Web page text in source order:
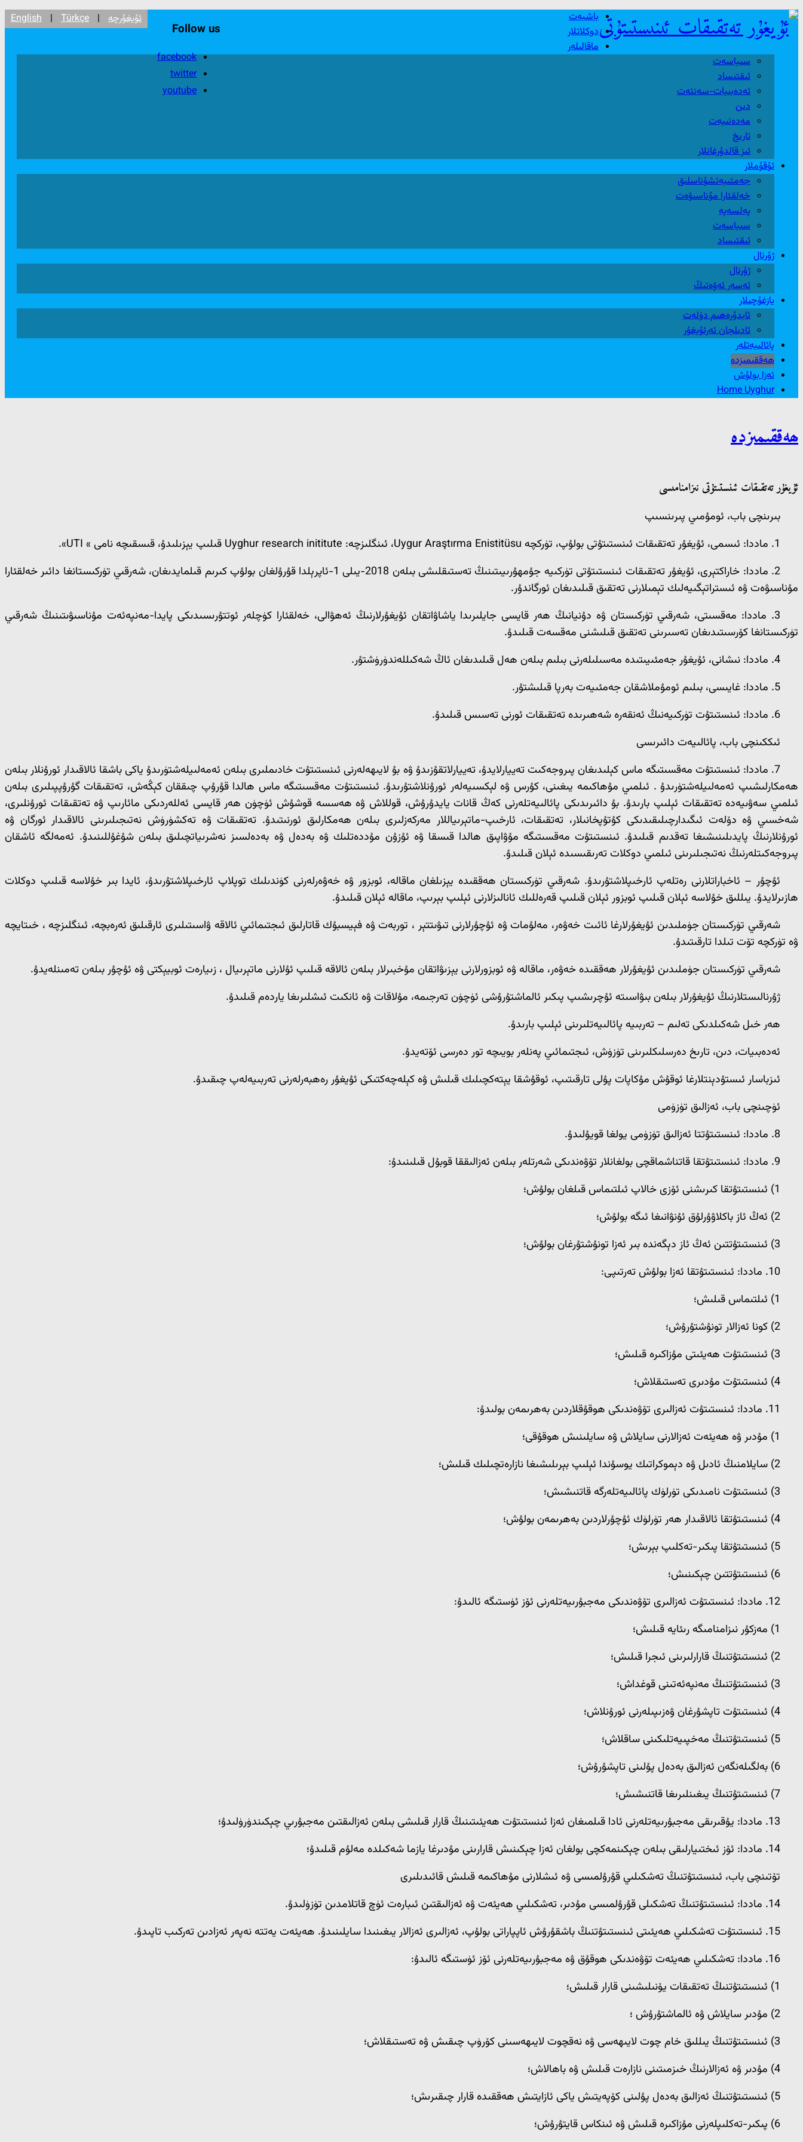
ئۇيغۇرچە |
English | Türkçe
Follow us
facebook
twitter
youtube
باشبەت
دوكلاتلار
ماقالىلەر
سىياسەت
ئىقتىساد
ئەدەبىيات-سەنئەت
دىن
مەدەنىيەت
تارىخ
ئىز قالدۇرغانلار
ئۇقۇملار
جەمئىيەتشۇناسلىق
خەلقئارا مۇناسىۋەت
پەلسەپە
سىياسەت
ئىقتىساد
ژۇرنال
ژۇرنال
ئەسەر ئەۋەتىڭ
يازغۇچىلار
ئابدۇرەھىم دۆلەت
ئادىلجان ئەرئۇيغۇر
پائالىيەتلەر
ھەققىمىزدە
ئەزا بولۇش
Home Uyghur
ھەققىمىزدە
ئۇيغۇر تەتقىقات ئىنستىتۇتى نىزامنامىسى
بىرىنچى باب، ئومۇمىي پىرىنسىپ
1. ماددا: ئىسمى، ئۇيغۇر تەتقىقات ئىنستىتۇتى بولۇپ، تۈركچە Uygur Araştırma Enistitüsu، ئىنگلىزچە: Uyghur research inititute قىلىپ يېزىلىدۇ، قىسقىچە نامى » UTI».
2. ماددا: خاراكتېرى، ئۇيغۇر تەتقىقات ئىنستىتۇتى تۈركىيە جۇمھۇرىيىتىنىڭ تەستىقلىشى بىلەن 2018-يىلى 1-ئاپرېلدا قۇرۇلغان بولۇپ كىرىم قىلمايدىغان، شەرقىي تۈركىستانغا دائىر خەلقئارا
مۇناسىۋەت ۋە ئىستراتېگىيەلىك تېمىلارنى تەتقىق قىلىدىغان ئورگاندۇر.
3. ماددا: مەقسىتى، شەرقىي تۈركىستان ۋە دۇنيانىڭ ھەر قايسى جايلىرىدا ياشاۋاتقان ئۇيغۇرلارنىڭ ئەھۋالى، خەلقئارا كۈچلەر ئوتتۇرىسىدىكى پايدا-مەنپەئەت مۇناسىۋىتىنىڭ شەرقىي
تۈركىستانغا كۆرسىتىدىغان تەسىرىنى تەتقىق قىلىشنى مەقسەت قىلىدۇ.
4. ماددا: نىشانى، ئۇيغۇر جەمئىيىتىدە مەسىلىلەرنى بىلىم بىلەن ھەل قىلىدىغان ئاڭ شەكىللەندۈرۈشتۇر.
5. ماددا: غايىسى، بىلىم ئومۇملاشقان جەمئىيەت بەرپا قىلىشتۇر.
6. ماددا: ئىنستىتۇت تۈركىيەنىڭ ئەنقەرە شەھىرىدە تەتقىقات ئورنى تەسىس قىلىدۇ.
ئىككىنچى باب، پائالىيەت دائىرىسى
7. ماددا: ئىنستىتۇت مەقسىتىگە ماس كېلىدىغان پىروجەكىت تەييارلايدۇ، تەييارلاتقۇزىدۇ ۋە بۇ لايىھەلەرنى ئىنستىتۇت خادىملىرى بىلەن ئەمەلىيلەشتۈرىدۇ ياكى باشقا ئالاقىدار ئورۇنلار بىلەن
ھەمكارلىشىپ ئەمەلىيلەشتۈرىدۇ . ئىلمىي مۇھاكىمە يىغىنى، كۇرس ۋە لېكسىيەلەر ئورۇنلاشتۇرىدۇ. ئىنستىتۇت مەقسىتىگە ماس ھالدا قۇرۇپ چىققان كېڭەش، تەتقىقات گۇرۇپپىلىرى بىلەن
ئىلمىي سەۋىيەدە تەتقىقات ئېلىپ بارىدۇ. بۇ دائىرىدىكى پائالىيەتلەرنى كەڭ قانات يايدۇرۇش، قوللاش ۋە ھەسسە قوشۇش ئۈچۈن ھەر قايسى ئەللەردىكى مائارىپ ۋە تەتقىقات ئورۇنلىرى،
شەخسىي ۋە دۆلەت ئىگىدارچىلىقىدىكى كۇتۇپخانىلار، تەتقىقات، ئارخىپ-ماتېرىياللار مەركەزلىرى بىلەن ھەمكارلىق ئورنىتىدۇ. تەتقىقات ۋە تەكشۈرۈش نەتىجىلىرىنى ئالاقىدار ئورگان ۋە
ئورۇنلارنىڭ پايدىلىنىشىغا تەقدىم قىلىدۇ. ئىنستىتۇت مەقسىتىگە مۇۋاپىق ھالدا قىسقا ۋە ئۇزۇن مۇددەتلىك ۋە بەدەل ۋە بەدەلسىز نەشرىياتچىلىق بىلەن شۇغۇللىنىدۇ. ئەمەلگە ئاشقان
پىروجەكىتلەرنىڭ نەتىجىلىرىنى ئىلمىي دوكلات تەرىقىسىدە ئېلان قىلىدۇ.
ئۇچۇر – ئاخباراتلارنى رەتلەپ ئارخىپلاشتۇرىدۇ. شەرقىي تۈركىستان ھەققىدە يېزىلغان ماقالە، ئوبزور ۋە خەۋەرلەرنى كۈندىلىك توپلاپ ئارخىپلاشتۇرىدۇ، ئايدا بىر خۇلاسە قىلىپ دوكلات
ھازىرلايدۇ. يىللىق خۇلاسە ئېلان قىلىپ ئوبزور ئېلان قىلىپ قەرەللىك ئانالىزلارنى ئېلىپ بېرىپ، ماقالە ئېلان قىلىدۇ.
شەرقىي تۈركىستان جۈملىدىن ئۇيغۇرلارغا ئائىت خەۋەر، مەلۇمات ۋە ئۇچۇرلارنى تىۋىتتېر ، توربەت ۋە فېيسبۇك قاتارلىق ئىجتىمائىي ئالاقە ۋاسىتىلىرى ئارقىلىق ئەرەبچە، ئىنگلىزچە ، خىتايچە
ۋە تۈركچە تۆت تىلدا تارقىتىدۇ.
شەرقىي تۈركىستان جۈملىدىن ئۇيغۇرلار ھەققىدە خەۋەر، ماقالە ۋە ئوبزورلارنى يېزىۋاتقان مۇخبىرلار بىلەن ئالاقە قىلىپ ئۇلارنى ماتېرىيال ، زىيارەت ئوبيېكتى ۋە ئۇچۇر بىلەن تەمىنلەيدۇ.
ژۇرنالىستلارنىڭ ئۇيغۇرلار بىلەن بىۋاسىتە ئۇچرىشىپ پىكىر ئالماشتۇرۇشى ئۈچۈن تەرجىمە، مۇلاقات ۋە ئانكىت ئىشلىرىغا ياردەم قىلىدۇ.
ھەر خىل شەكىلدىكى تەلىم – تەربىيە پائالىيەتلىرىنى ئېلىپ بارىدۇ.
ئەدەبىيات، دىن، تارىخ دەرسلىكلىرىنى تۈزۈش، ئىجتىمائىي پەنلەر بويىچە تور دەرسى ئۆتەيدۇ.
ئىزباسار ئىستۇدېنتلارغا ئوقۇش مۇكاپات پۇلى تارقىتىپ، ئوقۇشقا يېتەكچىلىك قىلىش ۋە كېلەچەكتىكى ئۇيغۇر رەھبەرلەرنى تەربىيەلەپ چىقىدۇ.
ئۈچىنچى باب، ئەزالىق تۈزۈمى
8. ماددا: ئىنستىتۇتتا ئەزالىق تۈزۈمى يولغا قويۇلىدۇ.
9. ماددا: ئىنستىتۇتقا قاتناشماقچى بولغانلار تۆۋەندىكى شەرتلەر بىلەن ئەزالىققا قوبۇل قىلىنىدۇ:
1) ئىنستىتۇتقا كىرىشنى ئۆزى خالاپ ئىلتىماس قىلغان بولۇش؛
2) ئەڭ ئاز باكلاۋۇرلۇق ئۇنۋانىغا ئىگە بولۇش؛
3) ئىنستىتۇتتىن ئەڭ ئاز دېگەندە بىر ئەزا تونۇشتۇرغان بولۇش؛
10. ماددا: ئىنستىتۇتقا ئەزا بولۇش تەرتىپى:
1) ئىلتىماس قىلىش؛
2) كونا ئەزالار تونۇشتۇرۇش؛
3) ئىنستىتۇت ھەيئىتى مۇزاكىرە قىلىش؛
4) ئىنستىتۇت مۇدىرى تەستىقلاش؛
11. ماددا: ئىنستىتۇت ئەزالىرى تۆۋەندىكى ھوقۇقلاردىن بەھرىمەن بولىدۇ:
1) مۇدىر ۋە ھەيئەت ئەزالارنى سايلاش ۋە سايلىنىش ھوقۇقى؛
2) سايلامنىڭ ئادىل ۋە دېموكراتىك يوسۇندا ئېلىپ بېرىلىشىغا نازارەتچىلىك قىلىش؛
3) ئىنستىتۇت نامىدىكى تۈرلۈك پائالىيەتلەرگە قاتنىشىش؛
4) ئىنستىتۇتقا ئالاقىدار ھەر تۈرلۈك ئۇچۇرلاردىن بەھرىمەن بولۇش؛
5) ئىنستىتۇتقا پىكىر-تەكلىپ بېرىش؛
6) ئىنستىتۇتتىن چېكىنىش؛
12. ماددا: ئىنستىتۇت ئەزالىرى تۆۋەندىكى مەجبۇرىيەتلەرنى ئۆز ئۈستىگە ئالىدۇ:
1) مەزكۇر نىزامنامىگە رىئايە قىلىش؛
2) ئىنستىتۇتنىڭ قارارلىرىنى ئىجرا قىلىش؛
3) ئىنستىتۇتنىڭ مەنپەئەتىنى قوغداش؛
4) ئىنستىتۇت تاپشۇرغان ۋەزىپىلەرنى ئورۇنلاش؛
5) ئىنستىتۇتنىڭ مەخپىيەتلىكىنى ساقلاش؛
6) بەلگىلەنگەن ئەزالىق بەدەل پۇلىنى تاپشۇرۇش؛
7) ئىنستىتۇتنىڭ يىغىنلىرىغا قاتنىشىش؛
13. ماددا: يۇقىرىقى مەجبۇرىيەتلەرنى ئادا قىلمىغان ئەزا ئىنستىتۇت ھەيئىتىنىڭ قارار قىلىشى بىلەن ئەزالىقتىن مەجبۇرىي چېكىندۈرۈلىدۇ؛
14. ماددا: ئۆز ئىختىيارلىقى بىلەن چېكىنمەكچى بولغان ئەزا چېكىنىش قارارىنى مۇدىرغا يازما شەكىلدە مەلۇم قىلىدۇ؛
تۆتىنچى باب، ئىنستىتۇتنىڭ تەشكىلىي قۇرۇلمىسى ۋە ئىشلارنى مۇھاكىمە قىلىش قائىدىلىرى
14. ماددا: ئىنستىتۇتنىڭ تەشكىلى قۇرۇلمىسى مۇدىر، تەشكىلىي ھەيئەت ۋە ئەزالىقتىن ئىبارەت ئۈچ قاتلامدىن تۈزۈلىدۇ.
15. ئىنستىتۇت تەشكىلىي ھەيئىتى ئىنستىتۇتنىڭ باشقۇرۇش ئاپپاراتى بولۇپ، ئەزالىرى ئەزالار يىغىنىدا سايلىنىدۇ. ھەيئەت يەتتە نەپەر ئەزادىن تەركىب تاپىدۇ.
16. ماددا: تەشكىلىي ھەيئەت تۆۋەندىكى ھوقۇق ۋە مەجبۇرىيەتلەرنى ئۆز ئۈستىگە ئالىدۇ:
1) ئىنستىتۇتنىڭ تەتقىقات يۆنىلىشىنى قارار قىلىش؛
2) مۇدىر سايلاش ۋە ئالماشتۇرۇش ؛
3) ئىنستىتۇتنىڭ يىللىق خام چوت لايىھەسى ۋە نەقچوت لايىھەسىنى كۆرۈپ چىقىش ۋە تەستىقلاش؛
4) مۇدىر ۋە ئەزالارنىڭ خىزمىتىنى نازارەت قىلىش ۋە باھالاش؛
5) ئىنستىتۇتنىڭ ئەزالىق بەدەل پۇلىنى كۆپەيتىش ياكى ئازايتىش ھەققىدە قارار چىقىرىش؛
6) پىكىر-تەكلىپلەرنى مۇزاكىرە قىلىش ۋە ئىنكاس قايتۇرۇش؛